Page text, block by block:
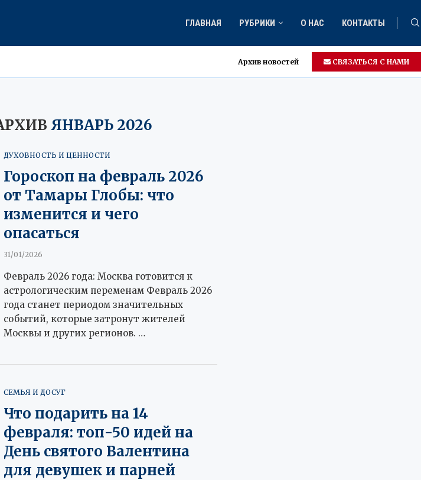
ГЛАВНАЯ РУБРИКИ О НАС КОНТАКТЫ
на складах Wildberries
руб
Архив новостей СВЯЗАТЬСЯ С НАМИ
ЯНВАРЬ 2026
ДУХОВНОСТЬ И ЦЕННОСТИ
Гороскоп на февраль 2026
от Тамары Глобы: что
изменится и чего
опасаться
31/01/2026
Февраль 2026 года: Москва готовится к
астрологическим переменам Февраль 2026
года станет периодом значительных
событий, которые затронут жителей
Москвы и других регионов. …
СЕМЬЯ И ДОСУГ
Что подарить на 14
февраля: топ-50 идей на
День святого Валентина
для девушек и парней